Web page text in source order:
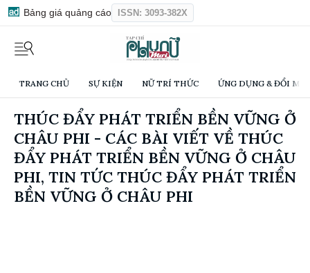
Bảng giá quảng cáo ISSN: 3093-382X
TRANG CHỦ SỰ KIỆN NỮ TRÍ THỨC ỨNG DỤNG & ĐỔI
THÚC ĐẨY PHÁT TRIỂN BỀN VỮNG Ở
CHÂU PHI - CÁC BÀI VIẾT VỀ THÚC
ĐẨY PHÁT TRIỂN BỀN VỮNG Ở CHÂU
PHI, TIN TỨC THÚC ĐẨY PHÁT TRIỂN
BỀN VỮNG Ở CHÂU PHI